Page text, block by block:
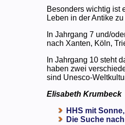
Besonders wichtig ist
Leben in der Antike
In Jahrgang 7 und/
nach Xanten, Köln,
In Jahrgang 10 steht
haben zwei
sind Unesco-
Elisabeth Krumbeck
HHS mit
Die Suche